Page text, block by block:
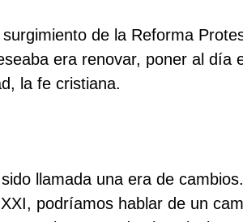
de la Reforma
era renovar, poner al día
la fe cristiana.
llamada una era de
podríamos hablar de un